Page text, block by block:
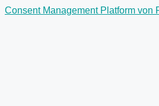
Consent Management Platform von